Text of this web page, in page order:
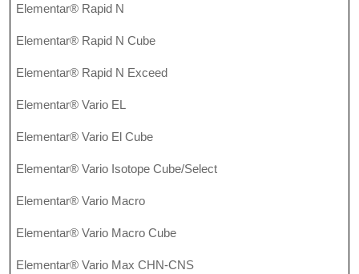
Elementar® Rapid N
Elementar® Rapid N Cube
Elementar® Rapid N Exceed
Elementar® Vario EL
Elementar® Vario El Cube
Elementar® Vario Isotope Cube/Select
Elementar® Vario Macro
Elementar® Vario Macro Cube
Elementar® Vario Max CHN-CNS